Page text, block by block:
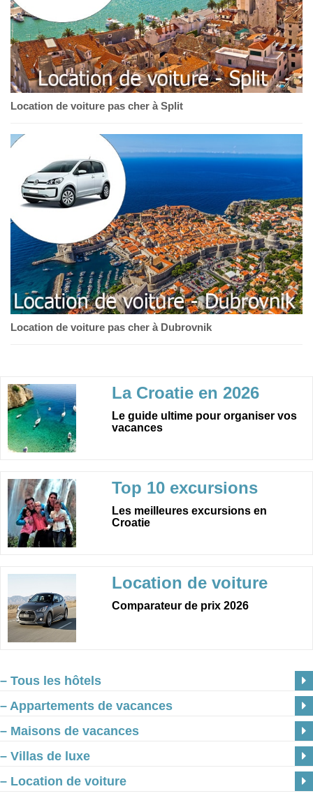
Location de voiture pas cher à Split
Location de voiture pas cher à Dubrovnik
La Croatie en 2026
Le guide ultime pour organiser vos
vacances
Top 10 excursions
Les meilleures excursions en
Croatie
Location de voiture
Comparateur de prix 2026
– Tous les hôtels
– Appartements de vacances
– Maisons de vacances
– Villas de luxe
– Location de voiture